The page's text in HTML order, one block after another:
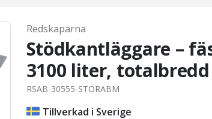
Redskaparna
Stödkantläggare –
3100 liter,
RSAB-30555-STORABM
Tillverkad i Sverige